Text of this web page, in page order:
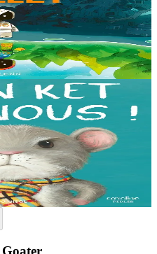
ur robotig torret o tihuniñ. N’en
abaoe pegeit emañ aze, met
vihan o chom. Brudet eo
teodekañ logodenn ar vro. Un